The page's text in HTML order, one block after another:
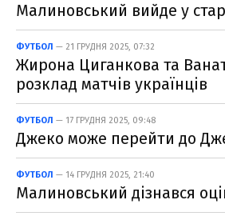
Малиновський вийде у
ФУТБОЛ — 21 ГРУДНЯ 2025, 07:32
Жирона Циганкова та
розклад матчів українців
ФУТБОЛ — 17 ГРУДНЯ 2025, 09:48
Джеко може перейти до
ФУТБОЛ — 14 ГРУДНЯ 2025, 21:40
Малиновський дізнався